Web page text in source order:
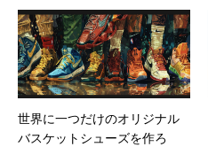
世界に一つだけのオリジナル
バスケットシューズを作ろ